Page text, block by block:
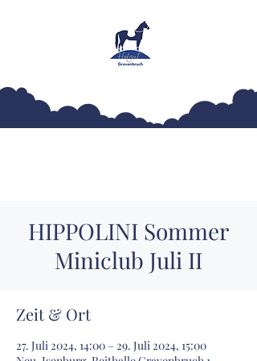
HIPPOLINI Sommer
Miniclub Juli II
Zeit & Ort
27. Juli 2024, 14:00 – 29. Juli 2024, 15:00